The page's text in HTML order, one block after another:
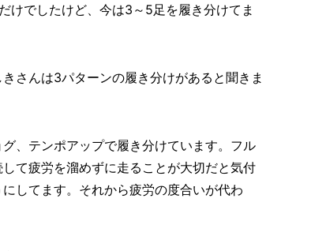
けでしたけど、今は3～5足を履き分けてま
さんは3パターンの履き分けがあると聞きま
、テンポアップで履き分けています。フル
て疲労を溜めずに走ることが大切だと気付
してます。それから疲労の度合いが代わ